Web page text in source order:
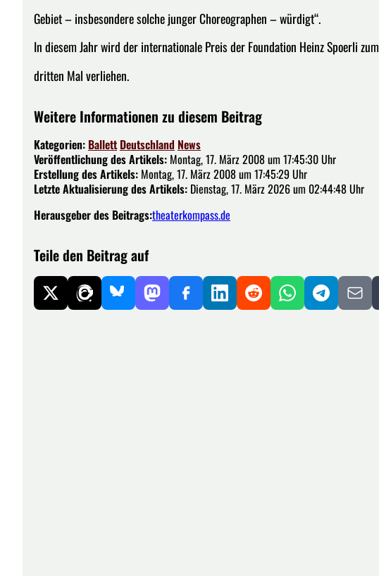
Gebiet – insbesondere solche junger Choreographen – würdigt“.
In diesem Jahr wird der internationale Preis der Foundation Heinz Spoerli zum
dritten Mal verliehen.
Weitere Informationen zu diesem Beitrag
Kategorien: Ballett Deutschland News
Veröffentlichung des Artikels: Montag, 17. März 2008 um 17:45:30 Uhr
Erstellung des Artikels: Montag, 17. März 2008 um 17:45:29 Uhr
Letzte Aktualisierung des Artikels: Dienstag, 17. März 2026 um 02:44:48 Uhr
Herausgeber des Beitrags:theaterkompass.de
Teile den Beitrag auf